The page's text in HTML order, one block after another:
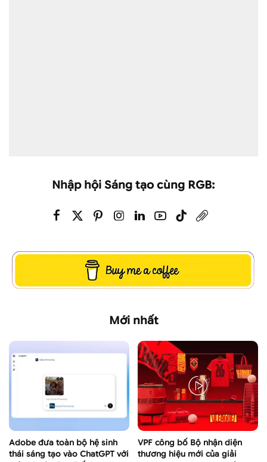
Nhập hội Sáng tạo cùng RGB:
Mới nhất
Adobe đưa toàn bộ hệ sinh
thái sáng tạo vào ChatGPT với
VPF công bố Bộ nhận diện
thương hiệu mới của giải